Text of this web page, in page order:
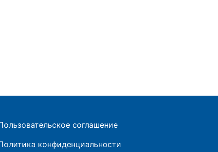
соглашение
конфиденциальности